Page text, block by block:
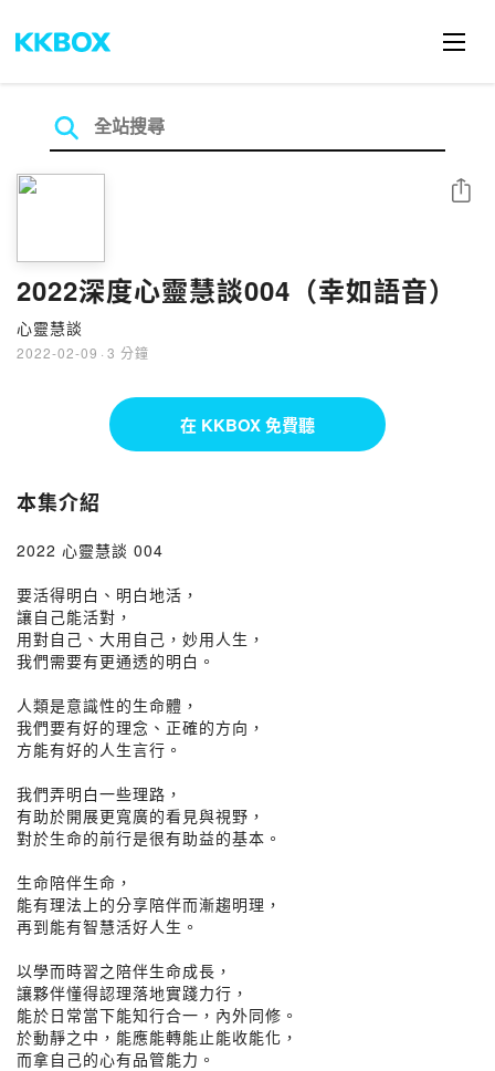
2022深度心靈慧談004（幸如語音）
心靈慧談
2022-02-09 · 3 分鐘
分享
在 KKBOX 免費聽
本集介紹
2022 心靈慧談 004
要活得明白、明白地活，
讓自己能活對，
用對自己、大用自己，妙用人生，
我們需要有更通透的明白。
人類是意識性的生命體，
我們要有好的理念、正確的方向，
方能有好的人生言行。
我們弄明白一些理路，
有助於開展更寬廣的看見與視野，
對於生命的前行是很有助益的基本。
生命陪伴生命，
能有理法上的分享陪伴而漸趨明理，
再到能有智慧活好人生。
以學而時習之陪伴生命成長，
讓夥伴懂得認理落地實踐力行，
能於日常當下能知行合一，內外同修。
於動靜之中，能應能轉能止能收能化，
而拿自己的心有品管能力。